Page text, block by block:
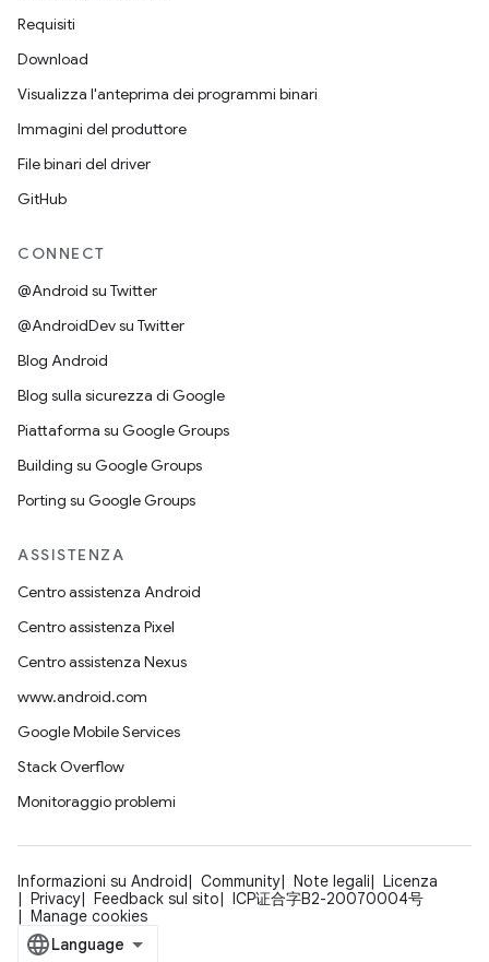
Requisiti
Download
Visualizza l'anteprima dei programmi binari
Immagini del produttore
File binari del driver
GitHub
CONNECT
@Android su Twitter
@AndroidDev su Twitter
Blog Android
Blog sulla sicurezza di Google
Piattaforma su Google Groups
Building su Google Groups
Porting su Google Groups
ASSISTENZA
Centro assistenza Android
Centro assistenza Pixel
Centro assistenza Nexus
www.android.com
Google Mobile Services
Stack Overflow
Monitoraggio problemi
Informazioni su Android Community Note legali
Licenza
Privacy
Feedback sul sito
ICP证合字B2-20070004号
Manage cookies